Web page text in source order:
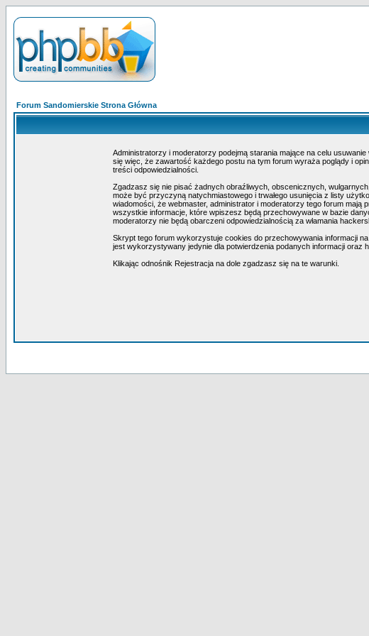
Forum Sandomierskie Strona Główna
Administratorzy i moderatorzy podejmą starania mające na celu
się więc, że zawartość każdego postu na tym forum wyraża poglądy i
treści odpowiedzialności.
Zgadzasz się nie pisać żadnych obraźliwych, obscenicznych,
może być przyczyną natychmiastowego i trwałego usunięcia z listy
wiadomości, że webmaster, administrator i moderatorzy tego forum
wszystkie informacje, które wpiszesz będą przechowywane w bazie
moderatorzy nie będą obarczeni odpowiedzialnością za włamania
Skrypt tego forum wykorzystuje cookies do przechowywania informacji
jest wykorzystywany jedynie dla potwierdzenia podanych informacji oraz
Klikając odnośnik Rejestracja na dole zgadzasz się na te warunki.